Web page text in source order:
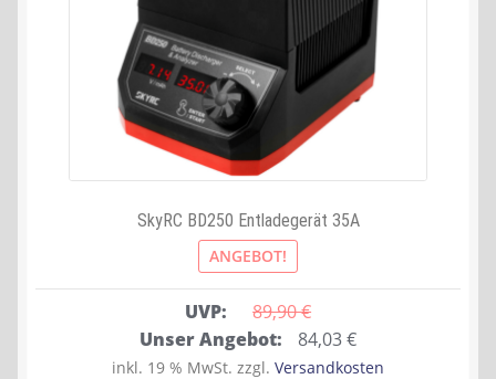
SkyRC BD250 Entladegerät 35A
ANGEBOT!
UVP: 89,90 €
Ursprünglicher
Preis
Unser Angebot: 84,03€Aktueller
Preis
inkl. 19 % MwSt. zzgl. Versandkosten